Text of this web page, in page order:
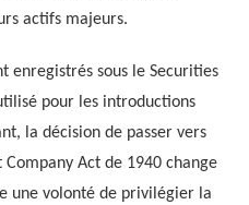
actifs majeurs.
enregistrés sous le Securities
pour les introductions
la décision de passer vers
Company Act de 1940 change
une volonté de privilégier la